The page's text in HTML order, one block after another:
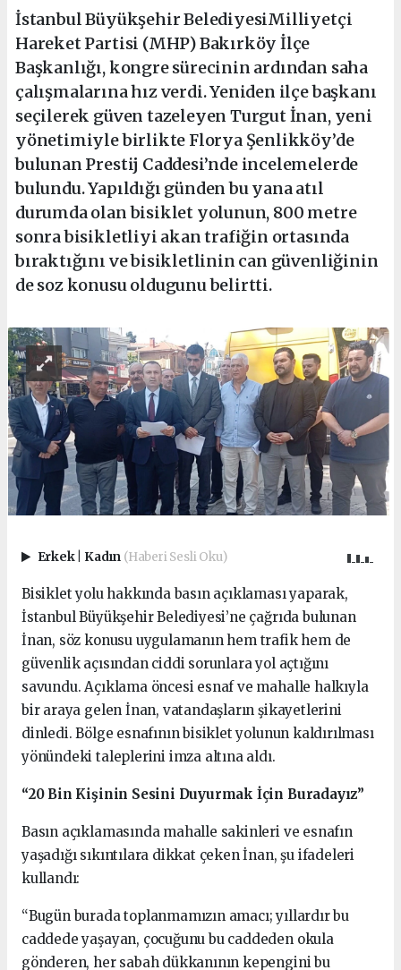
İstanbul Büyükşehir BelediyesiMilliyetçi
Hareket Partisi (MHP) Bakırköy İlçe
Başkanlığı, kongre sürecinin ardından saha
çalışmalarına hız verdi. Yeniden ilçe başkanı
seçilerek güven tazeleyen Turgut İnan, yeni
yönetimiyle birlikte Florya Şenlikköy’de
bulunan Prestij Caddesi’nde incelemelerde
bulundu. Yapıldığı günden bu yana atıl
durumda olan bisiklet yolunun, 800 metre
sonra bisikletliyi akan trafiğin ortasında
bıraktığını ve bisikletlinin can güvenliğinin
de soz konusu oldugunu belirtti.
Erkek Kadın (Haberi Sesli Oku)
Bisiklet yolu hakkında basın açıklaması yaparak,
İstanbul Büyükşehir Belediyesi’ne çağrıda bulunan
İnan, söz konusu uygulamanın hem trafik hem de
güvenlik açısından ciddi sorunlara yol açtığını
savundu. Açıklama öncesi esnaf ve mahalle halkıyla
bir araya gelen İnan, vatandaşların şikayetlerini
dinledi. Bölge esnafının bisiklet yolunun kaldırılması
yönündeki taleplerini imza altına aldı.
“20 Bin Kişinin Sesini Duyurmak İçin Buradayız”
Basın açıklamasında mahalle sakinleri ve esnafın
yaşadığı sıkıntılara dikkat çeken İnan, şu ifadeleri
kullandı:
“Bugün burada toplanmamızın amacı; yıllardır bu
caddede yaşayan, çocuğunu bu caddeden okula
gönderen, her sabah dükkanının kepengini bu